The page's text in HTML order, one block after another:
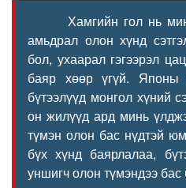
Хамгийн гол нь
амьдрал олон хүнд
бол, ухаарал гэгээрэл
баяр хөөр үгүй. Японы
бүтээлүүд монгол хүний
он жилүүд ард минь
түмэн олон бас нүдтэй
бүх хүнд баярлалаа,
уншигч олон түмэндээ бас